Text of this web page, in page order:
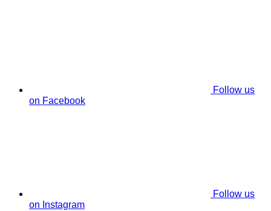
Follow us
on Facebook
Follow us
on Instagram